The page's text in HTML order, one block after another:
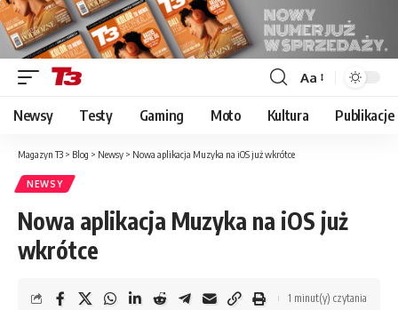
Font
Resizer
Aa
Newsy Testy Gaming Moto Kultura Publikacje
Magazyn T3 > Blog > Newsy > Nowa aplikacja Muzyka na iOS już wkrótce
NEWSY
Nowa aplikacja Muzyka na iOS już
wkrótce
1 minut(y) czytania